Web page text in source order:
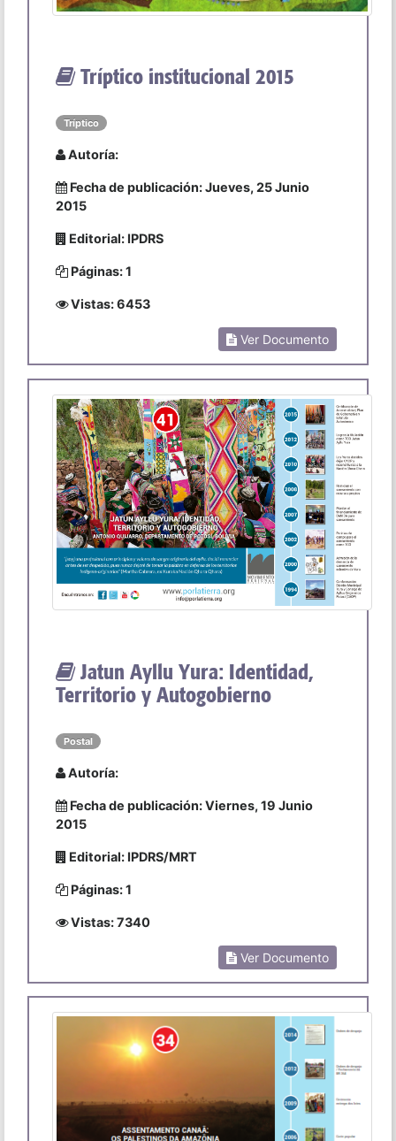
Tríptico institucional 2015
Tríptico
Autoría:
Fecha de publicación: Jueves, 25 Junio
2015
Editorial: IPDRS
Páginas: 1
Vistas: 6453
Ver Documento
Jatun Ayllu Yura: Identidad,
Territorio y Autogobierno
Postal
Autoría:
Fecha de publicación: Viernes, 19 Junio
2015
Editorial: IPDRS/MRT
Páginas: 1
Vistas: 7340
Ver Documento